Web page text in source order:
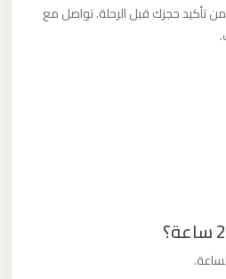
من تأكيد حجزك قبل الرحلة. تواصل مع